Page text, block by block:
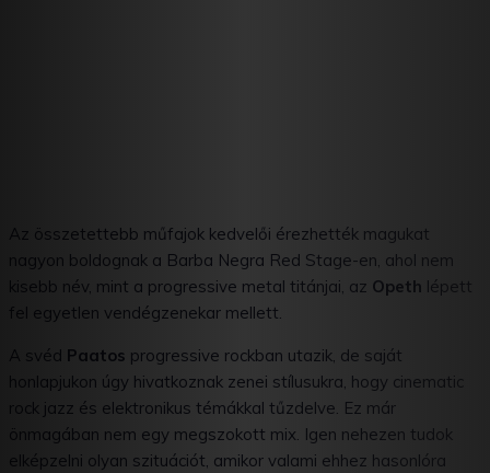
Az összetettebb műfajok kedvelői érezhették magukat
nagyon boldognak a Barba Negra Red Stage-en, ahol nem
kisebb név, mint a progressive metal titánjai, az Opeth lépett
fel egyetlen vendégzenekar mellett.
A svéd Paatos progressive rockban utazik, de saját
honlapjukon úgy hivatkoznak zenei stílusukra, hogy cinematic
rock jazz és elektronikus témákkal tűzdelve. Ez már
önmagában nem egy megszokott mix. Igen nehezen tudok
elképzelni olyan szituációt, amikor valami ehhez hasonlóra